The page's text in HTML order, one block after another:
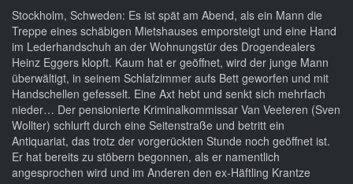
Stockholm, Schweden: Es ist spät am Abend, als ein Mann die
Treppe eines schäbigen Mietshauses emporsteigt und eine Hand
im Lederhandschuh an der Wohnungstür des Drogendealers
Heinz Eggers klopft. Kaum hat er geöffnet, wird der junge Mann
überwältigt, in seinem Schlafzimmer aufs Bett geworfen und mit
Handschellen gefesselt. Eine Axt hebt und senkt sich mehrfach
nieder… Der pensionierte Kriminalkommissar Van Veeteren (Sven
Wollter) schlurft durch eine Seitenstraße und betritt ein
Antiquariat, das trotz der vorgerückten Stunde noch geöffnet ist.
Er hat bereits zu stöbern begonnen, als er namentlich
angesprochen wird und im Anderen den ex-Häftling Krantze